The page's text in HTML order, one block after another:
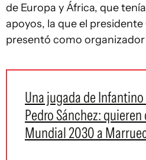
de Europa y África, que
apoyos, la que el
presentó como
Una jugada de
Pedro Sánchez:
Mundial 2030 a